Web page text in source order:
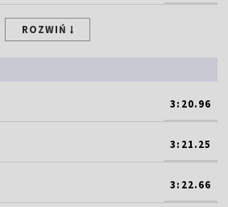
ROZWIŃ
3:20.96
3:21.25
3:22.66